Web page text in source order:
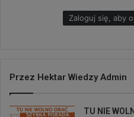
Zaloguj się, aby
Przez Hektar Wiedzy Admin
TU NIE